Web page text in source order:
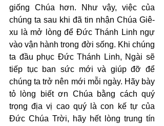
giống Chúa hơn. Như vậy, việc của
chúng ta sau khi đã tin nhận Chúa Giê-
xu là mở lòng để Đức Thánh Linh ngự
vào vận hành trong đời sống. Khi chúng
ta đầu phục Đức Thánh Linh, Ngài sẽ
tiếp tục ban sức mới và giúp đỡ để
chúng ta trở nên mới mỗi ngày. Hãy bày
tỏ lòng biết ơn Chúa bằng cách quý
trọng địa vị cao quý là con kế tự của
Đức Chúa Trời, hãy hết lòng trung tín